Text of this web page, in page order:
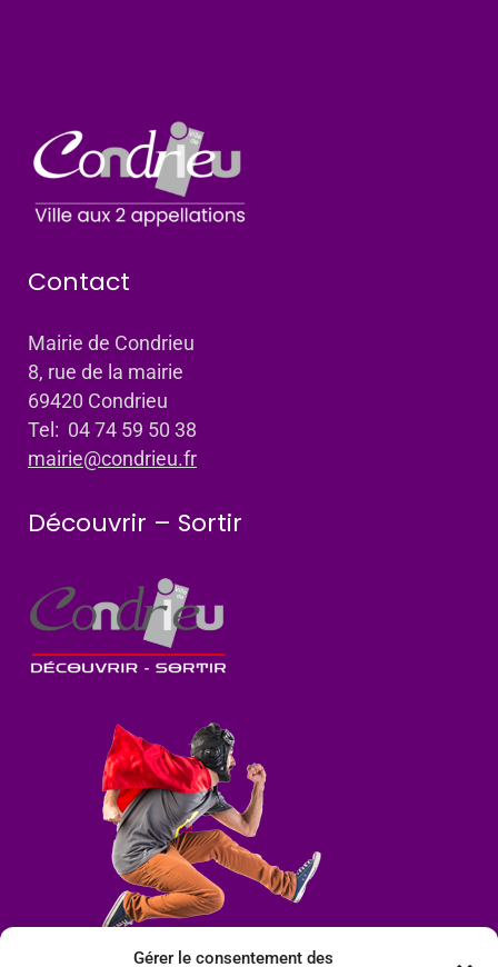
Gérer le consentement des
Contact
Mairie de Condrieu
8, rue de la mairie
69420 Condrieu
Tel: 04 74 59 50 38
mairie@condrieu.fr
Découvrir – Sortir